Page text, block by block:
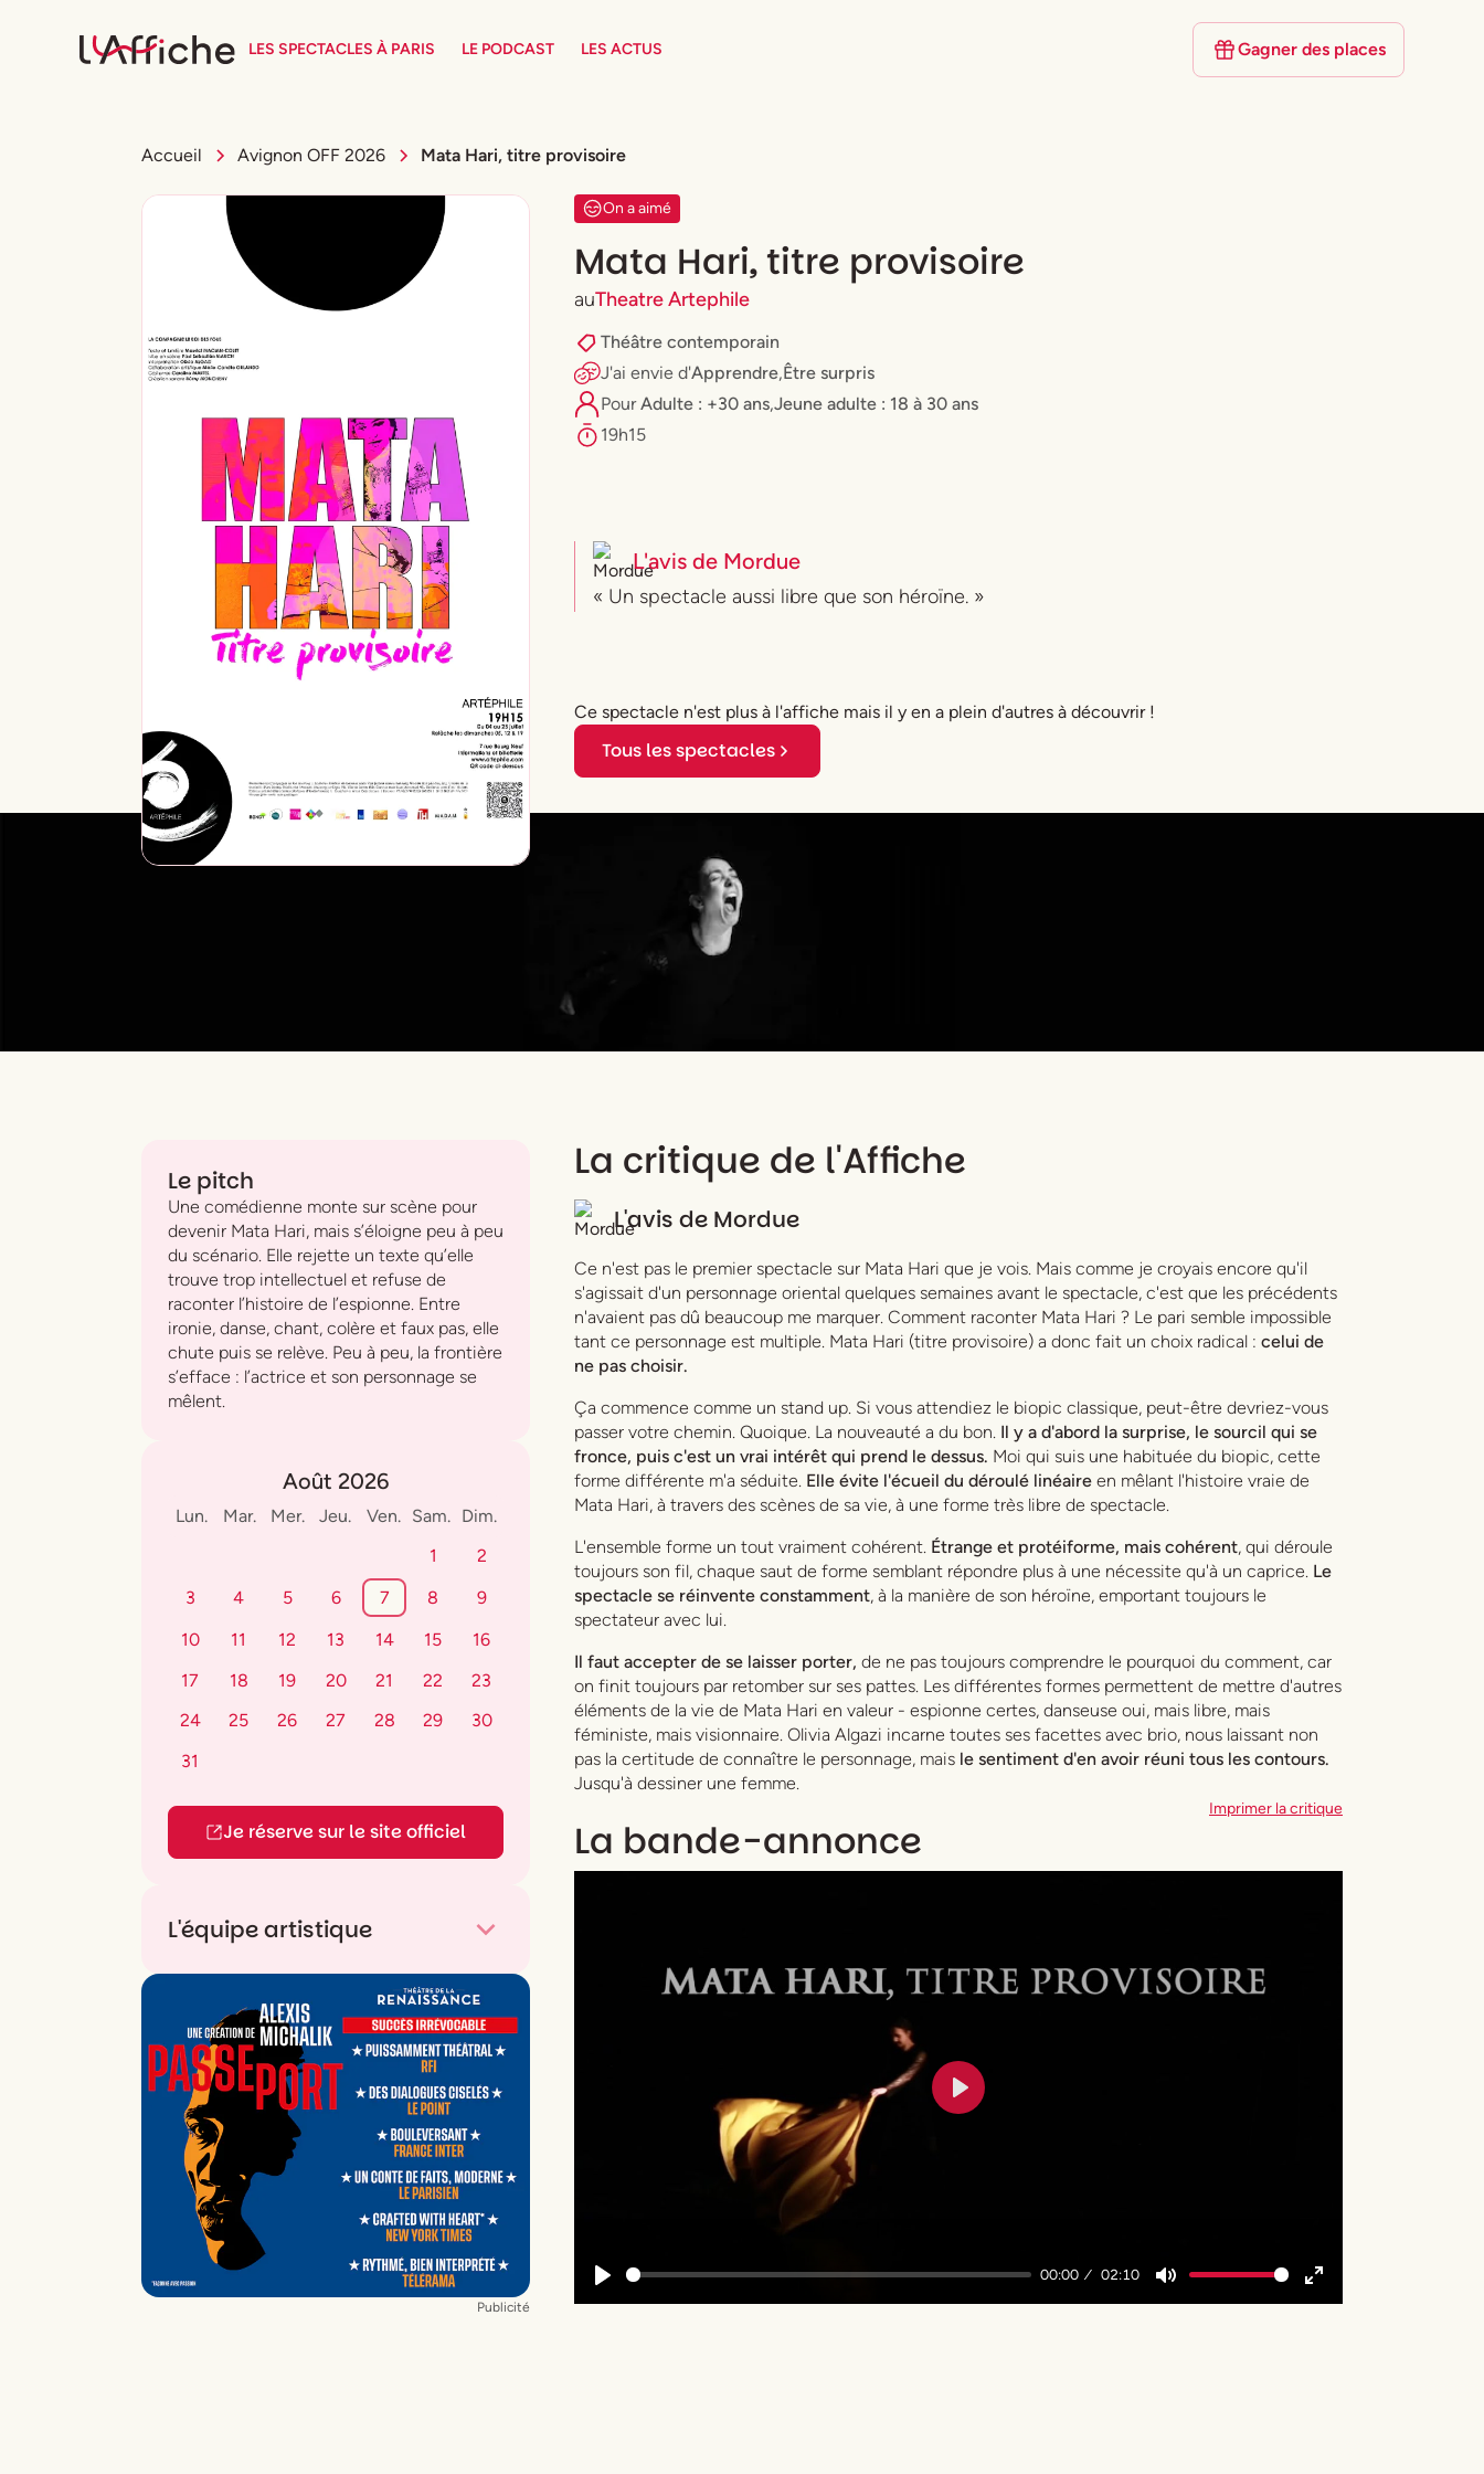
LES SPECTACLES À PARIS LE PODCAST LES ACTUS Gagner des places
Accueil Avignon OFF 2026 Mata Hari, titre provisoire
On a aimé
Mata Hari, titre provisoire
auTheatre Artephile
Théâtre contemporain
J'ai envie d'Apprendre,Être surpris
PourAdulte : +30 ans,⁠Jeune adulte : 18 à 30 ans
19h15
L'avis de Mordue
« Un spectacle aussi libre que son héroïne. »
Ce spectacle n'est plus à l'affiche mais il y en a plein d'autres à découvrir !
Tous les spectacles
Le pitch
Une comédienne monte sur scène pour
devenir Mata Hari, mais s’éloigne peu à peu
du scénario. Elle rejette un texte qu’elle
trouve trop intellectuel et refuse de
raconter l’histoire de l’espionne. Entre
ironie, danse, chant, colère et faux pas, elle
chute puis se relève. Peu à peu, la frontière
s’efface : l’actrice et son personnage se
mêlent.
Août 2026
Lun. Mar. Mer. Jeu. Ven. Sam. Dim.
1
2
3
4 5 6 7 8
9
10
11 12 13 14 15
16
17
18 19 20 21 22
23
24
25 26 27 28 29
30
31
Je réserve sur le site officiel
L'équipe artistique
Mise en scènePaul Sebastián Mauch
InterprétationOlivia Algazi
Texte Maurici Macian-Colet
ScénographieMarie-Camille Orlando
Costumes
Caroline Martel
Création lumière
M. Macian-Colet
Création son
Rémy Moncheny
Chorégraphie
Eugenia Carnevali
(accompagnement Danse
Publicité
La critique de l'Affiche
L'avis de Mordue
Ce n'est pas le premier spectacle sur Mata Hari que je vois. Mais comme je croyais encore qu'il
s'agissait d'un personnage oriental quelques semaines avant le spectacle, c'est que les précédents
n'avaient pas dû beaucoup me marquer. Comment raconter Mata Hari ? Le pari semble impossible
tant ce personnage est multiple. Mata Hari (titre provisoire) a donc fait un choix radical : celui de
ne pas choisir.
Ça commence comme un stand up. Si vous attendiez le biopic classique, peut-être devriez-vous
passer votre chemin. Quoique. La nouveauté a du bon. Il y a d'abord la surprise, le sourcil qui se
fronce, puis c'est un vrai intérêt qui prend le dessus. Moi qui suis une habituée du biopic, cette
forme différente m'a séduite. Elle évite l'écueil du déroulé linéaire en mêlant l'histoire vraie de
Mata Hari, à travers des scènes de sa vie, à une forme très libre de spectacle.
L'ensemble forme un tout vraiment cohérent. Étrange et protéiforme, mais cohérent, qui déroule
toujours son fil, chaque saut de forme semblant répondre plus à une nécessite qu'à un caprice. Le
spectacle se réinvente constamment, à la manière de son héroïne, emportant toujours le
spectateur avec lui.
Il faut accepter de se laisser porter, de ne pas toujours comprendre le pourquoi du comment, car
on finit toujours par retomber sur ses pattes. Les différentes formes permettent de mettre d'autres
éléments de la vie de Mata Hari en valeur - espionne certes, danseuse oui, mais libre, mais
féministe, mais visionnaire. Olivia Algazi incarne toutes ses facettes avec brio, nous laissant non
pas la certitude de connaître le personnage, mais le sentiment d'en avoir réuni tous les contours.
Jusqu'à dessiner une femme.
Imprimer la critique
La bande-annonce
Play
00:00 02:10
Mute
Enter
Play